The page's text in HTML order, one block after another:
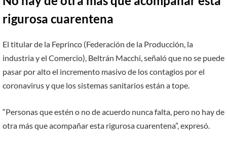
rigurosa cuarentena
El titular de la Feprinco (Federación de la Producción, la
industria y el Comercio), Beltrán Macchi, señaló que no se puede
pasar por alto el incremento masivo de los contagios por el
coronavirus y que los sistemas sanitarios están a tope.
“Personas que estén o no de acuerdo nunca falta, pero no hay de
otra más que acompañar esta rigurosa cuarentena”, expresó.